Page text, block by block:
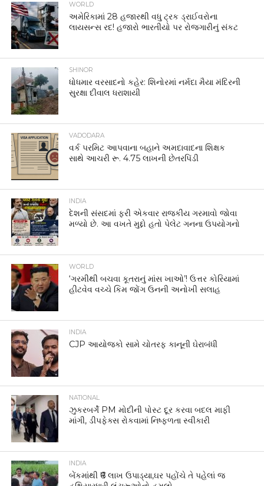
WORLD
અમેરિકામાં 28 હજારથી વધુ ટ્રક ડ્રાઈવરોના
લાયસન્સ રદ! હજારો ભારતીયો પર રોજગારીનું સંકટ
SHINOR
ધોધમાર વરસાદનો કહેર: શિનોરમાં નર્મદા મૈયા મંદિરની
સુરક્ષા દીવાલ ધરાશાયી
VADODARA
વર્ક પરમિટ આપવાના બહાને અમદાવાદના શિક્ષક
સાથે આચરી રૂ. 4.75 લાખની છેતરપિંડી
INDIA
દેશની સંસદમાં ફરી એકવાર રાજકીય ગરમાવો જોવા
મળ્યો છે. આ વખતે મુદ્દો હતો પેલેટ ગનના ઉપયોગનો
WORLD
‘ગરમીથી બચવા કૂતરાનું માંસ ખાઓ’! ઉત્તર કોરિયામાં
હીટવેવ વચ્ચે કિમ જોંગ ઉનની અનોખી સલાહ
INDIA
CJP આયોજકો સામે ચોતરફ કાનૂની ઘેરાબંધી
NATIONAL
ઝુકરબર્ગે PM મોદીની પોસ્ટ દૂર કરવા બદલ માફી
માંગી, ડીપફેક્સ રોકવામાં નિષ્ફળતા સ્વીકારી
INDIA
બેંકમાંથી ₹6 લાખ ઉપાડ્યા,ઘર પહોંચે તે પહેલાં જ